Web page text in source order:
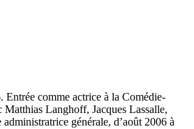
comme actrice à la Comédie-
Langhoff, Jacques Lassalle,
générale, d’août 2006 à